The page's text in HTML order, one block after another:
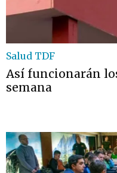
Salud TDF
Así funcionarán
semana